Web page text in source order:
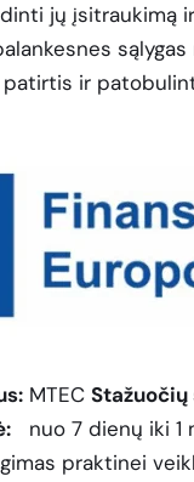
jų įsitraukimą
ir
MTEC
nuo 7 dienų iki 1
praktinei